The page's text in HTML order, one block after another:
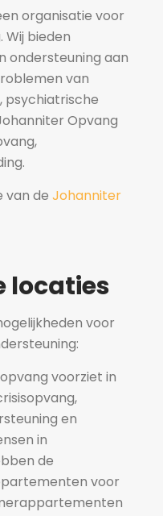
organisatie voor
bieden
ondersteuning aan
van
psychiatrische
Opvang
van de Johanniter
locaties
voor
voorziet in
en
in
de
voor